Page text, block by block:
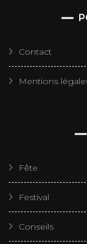
Contact
Mentions
Fête
Festival
Conseils